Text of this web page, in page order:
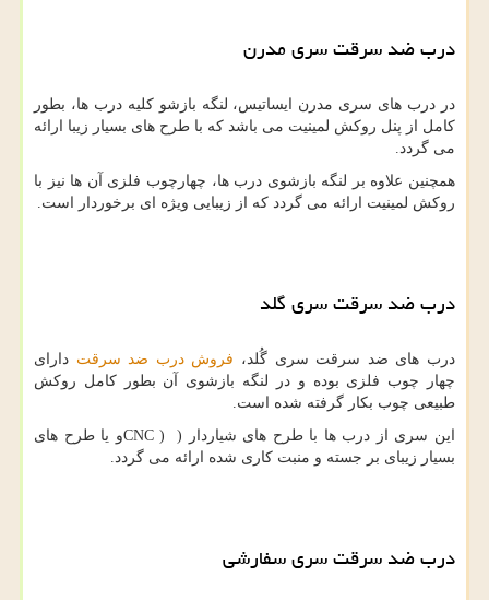
درب ضد سرقت سری مدرن
در درب های سری مدرن ایساتیس، لنگه بازشو کلیه درب ها، بطور
کامل از پنل روکش لمینیت می باشد که با طرح های بسیار زیبا ارائه
می گردد.
همچنین علاوه بر لنگه بازشوی درب ها، چهارچوب فلزی آن ها نیز با
روکش لمینیت ارائه می گردد که از زیبایی ویژه ای برخوردار است.
درب ضد سرقت سری گلد
درب های ضد سرقت سری گُلد، فروش درب ضد سرقت دارای
چهار چوب فلزی بوده و در لنگه بازشوی آن بطور کامل روکش
طبیعی چوب بکار گرفته شده است.
این سری از درب ها با طرح های شیاردار (
CNC )و یا طرح های
بسیار زیبای بر جسته و منبت کاری شده ارائه می گردد.
درب ضد سرقت سری سفارشی